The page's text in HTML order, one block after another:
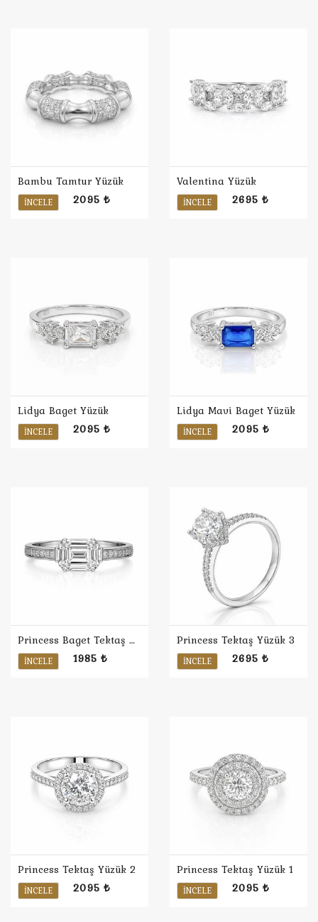
Bambu Tamtur Yüzük
İNCELE 2095 ₺
Valentina Yüzük
İNCELE 2695 ₺
Lidya Baget Yüzük
İNCELE 2095 ₺
Lidya Mavi Baget Yüzük
İNCELE 2095 ₺
Princess Baget Tektaş Yüzük
İNCELE 1985 ₺
Princess Tektaş Yüzük 3
İNCELE 2695 ₺
Princess Tektaş Yüzük 2
İNCELE 2095 ₺
Princess Tektaş Yüzük 1
İNCELE 2095 ₺